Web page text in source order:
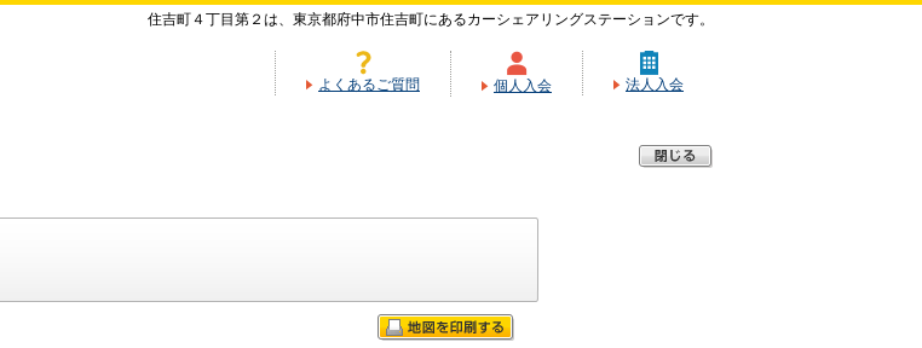
住吉町４丁目第２は、東京都府中市住吉町にあるカーシェアリングステーションです。
よくあるご質問 個人入会 法人入会